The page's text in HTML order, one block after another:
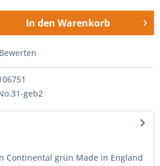
In den Warenkorb
Bewerten
geb2
Continental grün Made in England